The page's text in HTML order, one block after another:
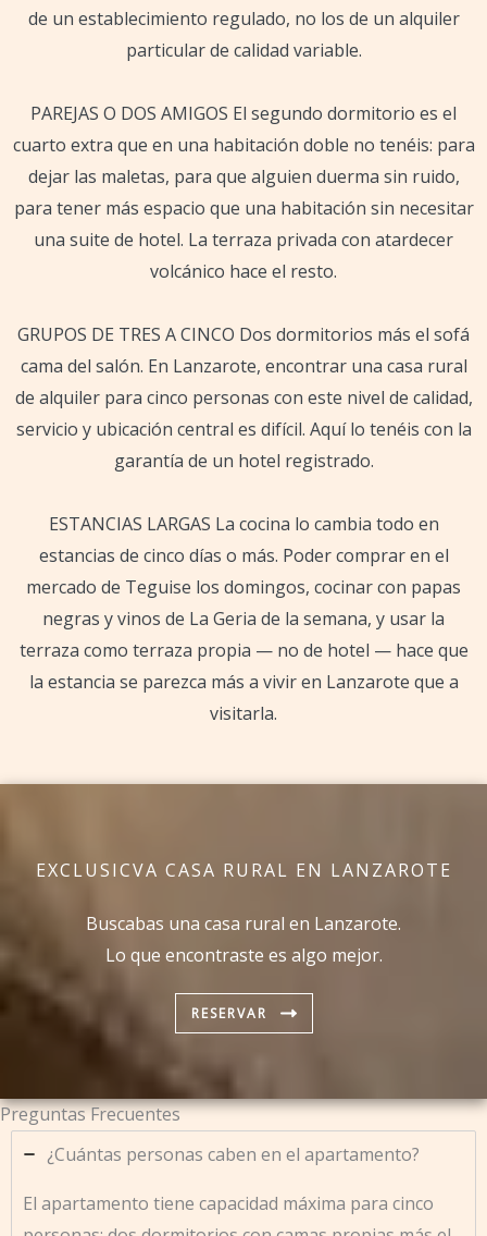
de un establecimiento regulado, no los de un alquiler
particular de calidad variable.
PAREJAS O DOS AMIGOS El segundo dormitorio es el
cuarto extra que en una habitación doble no tenéis: para
dejar las maletas, para que alguien duerma sin ruido,
para tener más espacio que una habitación sin necesitar
una suite de hotel. La terraza privada con atardecer
volcánico hace el resto.
GRUPOS DE TRES A CINCO Dos dormitorios más el sofá
cama del salón. En Lanzarote, encontrar una casa rural
de alquiler para cinco personas con este nivel de calidad,
servicio y ubicación central es difícil. Aquí lo tenéis con la
garantía de un hotel registrado.
ESTANCIAS LARGAS La cocina lo cambia todo en
estancias de cinco días o más. Poder comprar en el
mercado de Teguise los domingos, cocinar con papas
negras y vinos de La Geria de la semana, y usar la
terraza como terraza propia — no de hotel — hace que
la estancia se parezca más a vivir en Lanzarote que a
visitarla.
EXCLUSICVA CASA RURAL EN LANZAROTE
Buscabas una casa rural en Lanzarote.
Lo que encontraste es algo mejor.
RESERVAR
Preguntas Frecuentes
¿Cuántas personas caben en el apartamento?
El apartamento tiene capacidad máxima para cinco